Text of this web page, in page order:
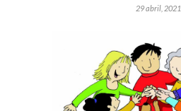
29 abril, 2021